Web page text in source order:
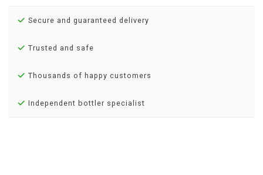
Secure and guaranteed delivery
Trusted and safe
Thousands of happy customers
Independent bottler specialist